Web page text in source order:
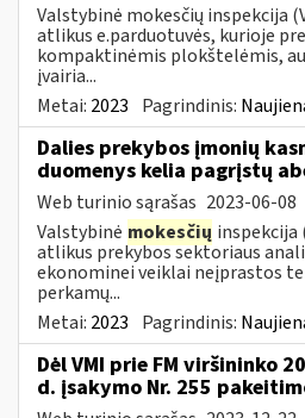
Valstybinė mokesčių inspekcija
atlikus e.parduotuvės, kurioje
kompaktinėmis plokštelėmis,
įvairia...
Metai: 2023 Pagrindinis:
Dalies prekybos įmonių
duomenys kelia pagrįstų
Web turinio sąrašas 2023-06-08
Valstybinė mokesčių inspekcija
atlikus prekybos sektoriaus
ekonominei veiklai neįprastos
perkamų...
Metai: 2023 Pagrindinis:
Dėl VMI prie FM viršininko
d. įsakymo Nr. 255